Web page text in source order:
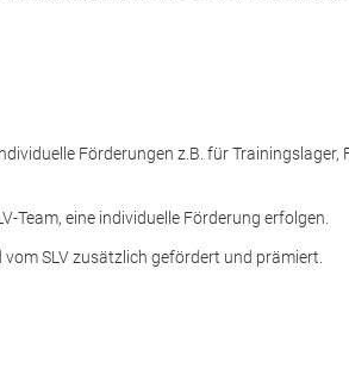
Förderungen z.B. für
Team, eine individuelle Förderung erfolgen.
SLV zusätzlich gefördert und prämiert.